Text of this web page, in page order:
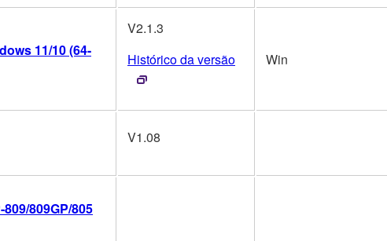
11/10 (64-
V2.1.3
Histórico da versão
Win
V1.08
809GP/805